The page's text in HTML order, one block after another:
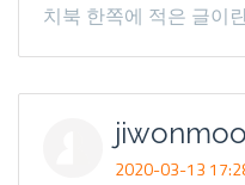
치북 한쪽에 적은 글이
2020-03-13